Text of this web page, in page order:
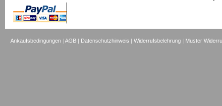
Ankaufsbedingungen |AGB | Datenschutzhinweis |Widerrufsbelehrung | Muster